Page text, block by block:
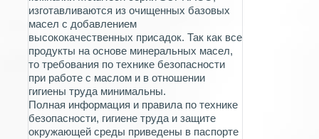
изготавливаются из очищенных базовых
масел с добавлением
высококачественных присадок. Так как все
продукты на основе минеральных масел,
то требования по технике безопасности
при работе с маслом и в отношении
гигиены труда минимальны.
Полная информация и правила по технике
безопасности, гигиене труда и защите
окружающей среды приведены в паспорте